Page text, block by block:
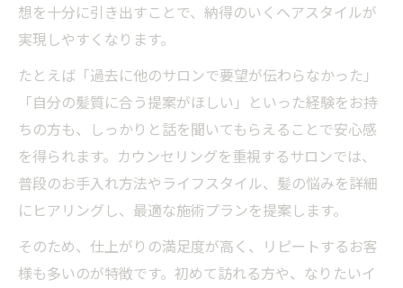
想を十分に引き出すことで、納得のいくヘアスタイルが
実現しやすくなります。
たとえば「過去に他のサロンで要望が伝わらなかった」
「自分の髪質に合う提案がほしい」といった経験をお持
ちの方も、しっかりと話を聞いてもらえることで安心感
を得られます。カウンセリングを重視するサロンでは、
普段のお手入れ方法やライフスタイル、髪の悩みを詳細
にヒアリングし、最適な施術プランを提案します。
そのため、仕上がりの満足度が高く、リピートするお客
様も多いのが特徴です。初めて訪れる方や、なりたいイ